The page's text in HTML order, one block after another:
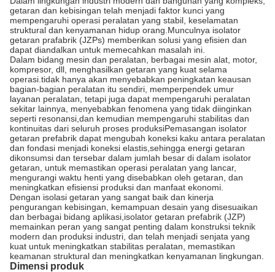
getaran dan kebisingan telah menjadi faktor kunci yang
mempengaruhi operasi peralatan yang stabil, keselamatan
struktural dan kenyamanan hidup orang.Munculnya isolator
getaran prafabrik (JZPs) memberikan solusi yang efisien dan
dapat diandalkan untuk memecahkan masalah ini.
Dalam bidang mesin dan peralatan, berbagai mesin alat, motor,
kompresor, dll, menghasilkan getaran yang kuat selama
operasi.tidak hanya akan menyebabkan peningkatan keausan
bagian-bagian peralatan itu sendiri, memperpendek umur
layanan peralatan, tetapi juga dapat mempengaruhi peralatan
sekitar lainnya, menyebabkan fenomena yang tidak diinginkan
seperti resonansi,dan kemudian mempengaruhi stabilitas dan
kontinuitas dari seluruh proses produksiPemasangan isolator
getaran prefabrik dapat mengubah koneksi kaku antara peralatan
dan fondasi menjadi koneksi elastis,sehingga energi getaran
dikonsumsi dan tersebar dalam jumlah besar di dalam isolator
getaran, untuk memastikan operasi peralatan yang lancar,
mengurangi waktu henti yang disebabkan oleh getaran, dan
meningkatkan efisiensi produksi dan manfaat ekonomi.
Dengan isolasi getaran yang sangat baik dan kinerja
pengurangan kebisingan, kemampuan desain yang disesuaikan
dan berbagai bidang aplikasi,isolator getaran prefabrik (JZP)
memainkan peran yang sangat penting dalam konstruksi teknik
modern dan produksi industri, dan telah menjadi senjata yang
kuat untuk meningkatkan stabilitas peralatan, memastikan
keamanan struktural dan meningkatkan kenyamanan lingkungan.
Dimensi produk